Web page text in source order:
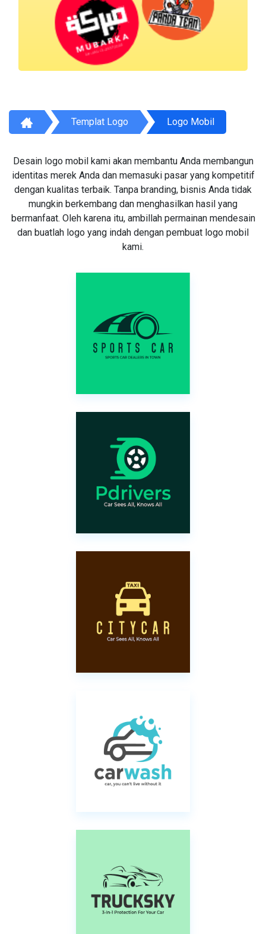
Templat Logo Logo Mobil
Desain logo mobil kami akan membantu Anda membangun
identitas merek Anda dan memasuki pasar yang kompetitif
dengan kualitas terbaik. Tanpa branding, bisnis Anda tidak
mungkin berkembang dan menghasilkan hasil yang
bermanfaat. Oleh karena itu, ambillah permainan mendesain
dan buatlah logo yang indah dengan pembuat logo mobil
kami.